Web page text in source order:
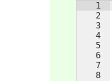
1
2
3
4
5
6
7
8